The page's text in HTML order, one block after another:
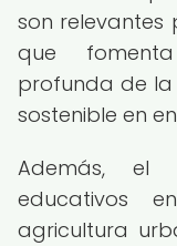
son
que
profunda de
sostenible en
Además, el
educativos
agricultura